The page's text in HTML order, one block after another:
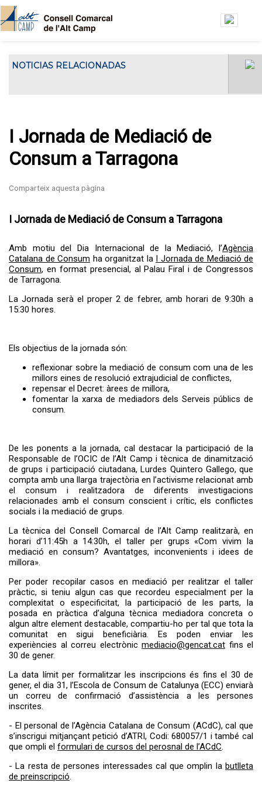
NOTICIAS RELACIONADAS
Comarcal
Servei de transport escolar
A partir del dia 27 de juliol s'obrirà el...
valor el talent jove de l’Alt
Camp
I Jornada de Mediació de
Consum a Tarragona
I Jornada de Mediació de Consum a Tarragona
Amb motiu del Dia Internacional de la Mediació, l’Agència
Catalana de Consum ha organitzat la I Jornada de Mediació de
Consum, en format presencial, al Palau Firal i de Congressos
de Tarragona.
La Jornada serà el proper 2 de febrer, amb horari de 9:30h a
15:30 hores.
Els objectius de la jornada són:
reflexionar sobre la mediació de consum com una de les
millors eines de resolució extrajudicial de conflictes,
repensar el Decret: àrees de millora,
fomentar la xarxa de mediadors dels Serveis públics de
consum.
De les ponents a la jornada, cal destacar la participació de la
Responsable de l’OCIC de l’Alt Camp i tècnica de dinamització
de grups i participació ciutadana, Lurdes Quintero Gallego, que
compta amb una llarga trajectòria en l’activisme relacionat amb
el consum i realitzadora de diferents investigacions
relacionades amb el consum conscient i crític, els conflictes
socials i la mediació de grups.
La tècnica del Consell Comarcal de l’Alt Camp realitzarà, en
horari d’11:45h a 14:30h, el taller per grups «Com vivim la
mediació en consum? Avantatges, inconvenients i idees de
millora».
Per poder recopilar casos en mediació per realitzar el taller
pràctic, si teniu algun cas que recordeu especialment per la
complexitat o especificitat, la participació de les parts, la
posada en pràctica d’alguna tècnica mediadora concreta o
algun altre element destacable, compartiu-ho per tal que tota la
comunitat en sigui beneficiària. Es poden enviar les
experiències al correu electrònic mediacio@gencat.cat fins el
30 de gener.
La data límit per formalitzar les inscripcions és fins el 30 de
gener, el dia 31, l’Escola de Consum de Catalunya (ECC) enviarà
un correu de confirmació d’assistència a les persones
inscrites.
- El personal de l’Agència Catalana de Consum (ACdC), cal que
s’inscrigui mitjançant petició d’ATRI, Codi: 680057/1 i també cal
que ompli el formulari de cursos del perosnal de l’ACdC.
- La resta de persones interessades cal que omplin la butlleta
de preinscripció.